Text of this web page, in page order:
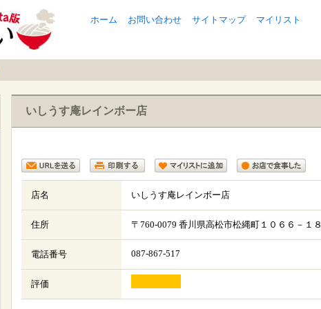
ホーム お問い合わせ サイトマップ マイリスト
いしうす庵レインボー店
店名 いしうす庵レインボー店
住所 〒 760-0079 香川県高松市松縄町１０６６－１８
電話番号 087-867-517
評価